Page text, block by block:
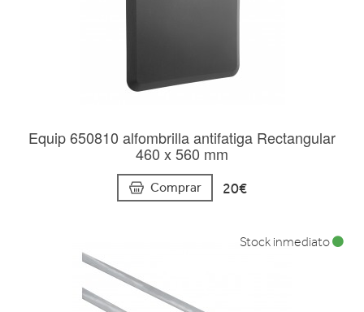
Equip 650810 alfombrilla antifatiga Rectangular
460 x 560 mm
Comprar 20€
Stock inmediato